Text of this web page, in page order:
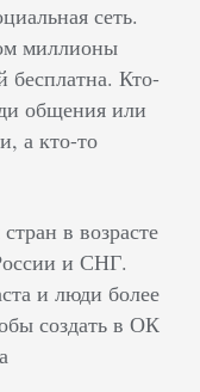
сеть.
миллионы
бесплатна. Кто-
общения или
а кто-то
в возрасте
и СНГ.
и люди более
создать в ОК